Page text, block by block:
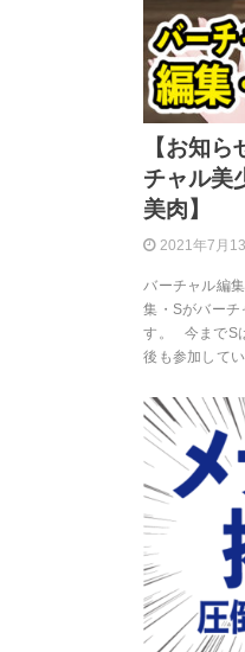
【お知
チャル美
美肉】
2021年7月
バーチャル編
集・Sがバー
す。 今までS
後も参加して